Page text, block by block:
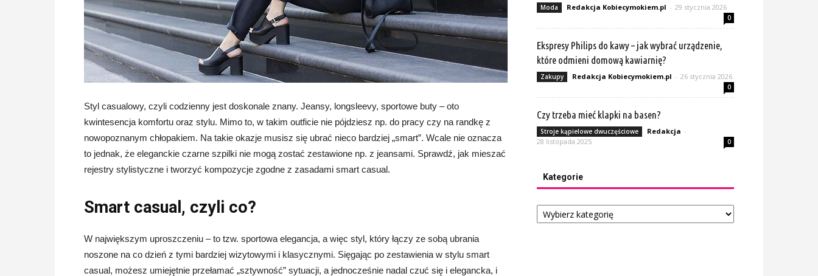
Styl casualowy, czyli codzienny jest doskonale znany. Jeansy, longsleevy, sportowe buty – oto
kwintesencja komfortu oraz stylu. Mimo to, w takim outficie nie pójdziesz np. do pracy czy na randkę z
nowopoznanym chłopakiem. Na takie okazje musisz się ubrać nieco bardziej „smart”. Wcale nie oznacza
to jednak, że eleganckie czarne szpilki nie mogą zostać zestawione np. z jeansami. Sprawdź, jak mieszać
rejestry stylistyczne i tworzyć kompozycje zgodne z zasadami smart casual.
Smart casual, czyli co?
W największym uproszczeniu – to tzw. sportowa elegancja, a więc styl, który łączy ze sobą ubrania
noszone na co dzień z tymi bardziej wizytowymi i klasycznymi. Sięgając po zestawienia w stylu smart
casual, możesz umiejętnie przełamać „sztywność” sytuacji, a jednocześnie nadal czuć się i elegancka, i
Moda Redakcja Kobiecymokiem.pl - 29 stycznia 2026
0
Ekspresy Philips do kawy – jak wybrać urządzenie,
które odmieni domową kawiarnię?
Zakupy Redakcja Kobiecymokiem.pl - 26 stycznia 2026
0
Czy trzeba mieć klapki na basen?
Stroje kąpielowe dwuczęściowe Redakcja -
28 listopada 2025
0
Kategorie
Kategorie